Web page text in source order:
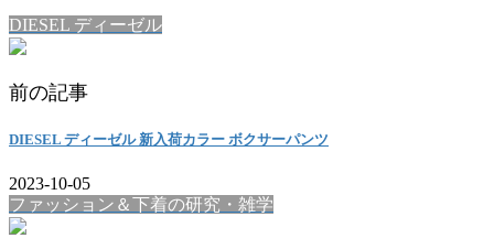
DIESEL ディーゼル
前の記事
DIESEL ディーゼル 新入荷カラー ボクサーパンツ
2023-10-05
ファッション＆下着の研究・雑学